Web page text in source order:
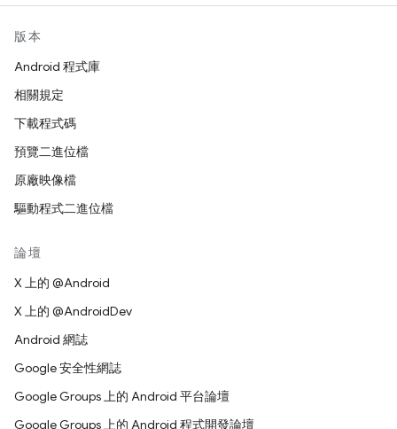
版本
Android 程式庫
相關規定
下載程式碼
預覽二進位檔
原廠映像檔
驅動程式二進位檔
論壇
X 上的 @Android
X 上的 @AndroidDev
Android 網誌
Google 安全性網誌
Google Groups 上的 Android 平台論壇
Google Groups 上的 Android 程式開發論壇